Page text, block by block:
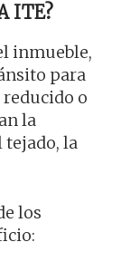
ITE?
inmueble,
para
o
la
tejado, la
los